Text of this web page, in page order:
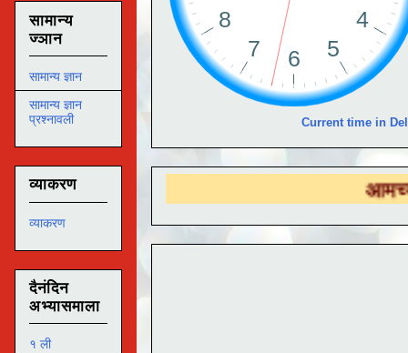
Current time in
DS
सामान्य
ज्ञान
सामान्य ज्ञान
सामान्य ज्ञान
प्रश्नावली
व्याकरण
व्याकरण
दैनंदिन
अभ्यासमाला
१ ली